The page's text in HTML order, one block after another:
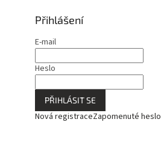
Přihlášení
E-mail
Heslo
PŘIHLÁSIT SE
Nová registraceZapomenuté heslo